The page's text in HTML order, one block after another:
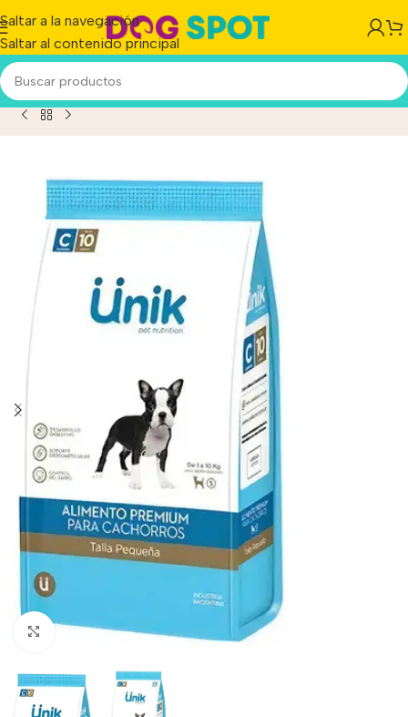
Saltar a la navegación
Saltar al contenido principal
Pequeñas X 3 Kg+Power Pipeta Antipulgas De Regalo!!
Haga clic para ampliar